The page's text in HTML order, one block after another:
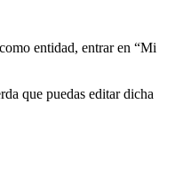
entidad, entrar en “Mi
que puedas editar dicha